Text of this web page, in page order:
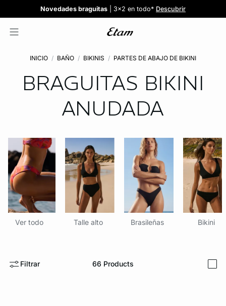
REBAJAS¡Ahora 3x2 en TODO*!Comprar
Confort invisible: Sujetadores desde 19,99€Descubrir
¡Nuevos modelos!: 5 braguitas por 35€Ver todas
Novedades braguitas | 3x2 en todo* Descubrir
INICIO BAÑO BIKINIS PARTES DE ABAJO DE BIKINI
BRAGUITAS BIKINI
ANUDADA
Ver todo Talle alto Brasileñas Bikini
Filtrar 66 Products